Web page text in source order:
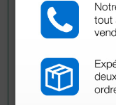
Demandez à un